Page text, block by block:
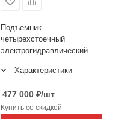
Подъемник
четырехстоечный
электрогидравлический
Характеристики
477 000 ₽/шт
Купить со скидкой